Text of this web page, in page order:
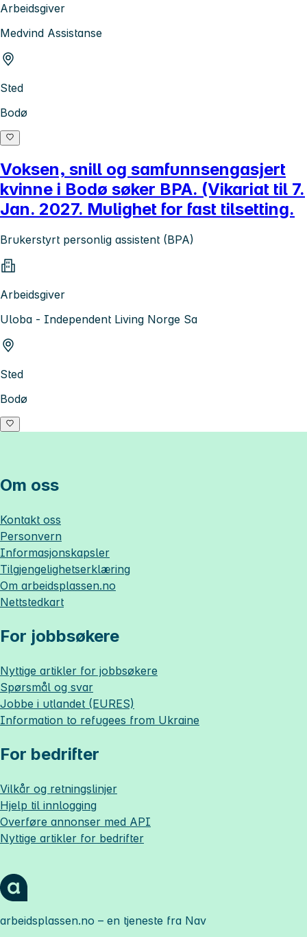
Arbeidsgiver
Medvind Assistanse
Sted
Bodø
Voksen, snill og samfunnsengasjert
kvinne i Bodø søker BPA. (Vikariat til 7.
Jan. 2027. Mulighet for fast tilsetting.
Brukerstyrt personlig assistent (BPA)
Arbeidsgiver
Uloba - Independent Living Norge Sa
Sted
Bodø
Om oss
Kontakt oss
Personvern
Informasjonskapsler
Tilgjengelighetserklæring
Om arbeidsplassen.no
Nettstedkart
For jobbsøkere
Nyttige artikler for jobbsøkere
Spørsmål og svar
Jobbe i utlandet (EURES)
Information to refugees from Ukraine
For bedrifter
Vilkår og retningslinjer
Hjelp til innlogging
Overføre annonser med API
Nyttige artikler for bedrifter
arbeidsplassen.no – en tjeneste fra Nav